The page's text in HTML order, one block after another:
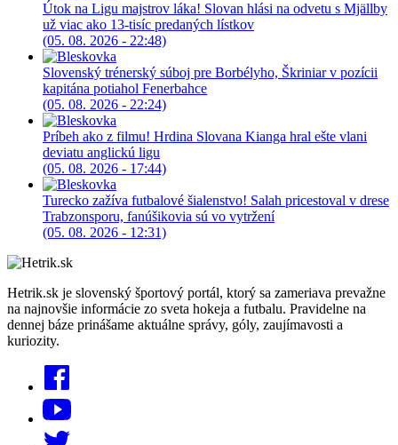
Útok na Ligu majstrov láka! Slovan hlási na odvetu s Mjällby
už viac ako 13-tisíc predaných lístkov
(05. 08. 2026 - 22:48)
Slovenský trénerský súboj pre Borbélyho, Škriniar v pozícii
kapitána potiahol Fenerbahce
(05. 08. 2026 - 22:24)
Príbeh ako z filmu! Hrdina Slovana Kianga hral ešte vlani
deviatu anglickú ligu
(05. 08. 2026 - 17:44)
Turecko zažíva futbalové šialenstvo! Salah pricestoval v drese
Trabzonsporu, fanúšikovia sú vo vytržení
(05. 08. 2026 - 12:31)
Hetrik.sk je slovenský športový portál, ktorý sa zameriava prevažne
na najnovšie informácie zo sveta hokeja a futbalu. Pravidelne na
dennej báze prinášame aktuálne správy, góly, zaujímavosti a
kuriozity.